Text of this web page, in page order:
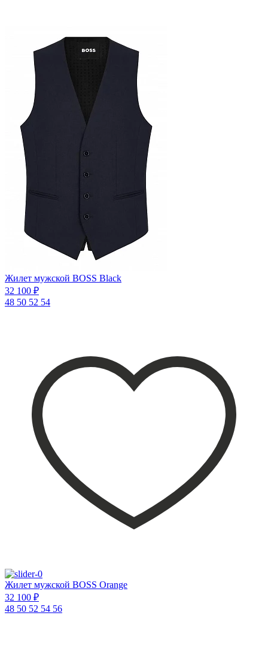
Жилет мужской BOSS Black
32 100 ₽
48 50 52 54
Жилет мужской BOSS Orange
32 100 ₽
48 50 52 54 56